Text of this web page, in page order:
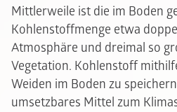
Mittlerweile ist die im Boden
Kohlenstoffmenge etwa
Atmosphäre und dreimal so
Vegetation. Kohlenstoff
Weiden im Boden zu
umsetzbares Mittel zum